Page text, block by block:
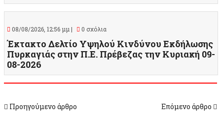
08/08/2026, 12:56 μμ | 0 σχόλια
Έκτακτο Δελτίο Υψηλού Κινδύνου Εκδήλωσης
Πυρκαγιάς στην Π.Ε. Πρέβεζας την Κυριακή 09-
08-2026
Προηγούμενο άρθρο Επόμενο άρθρο